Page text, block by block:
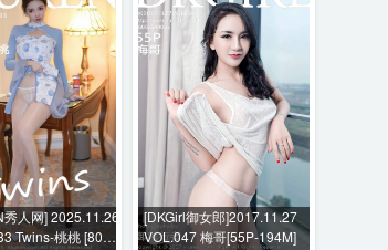
人网] 2025.11.26
Twins-桃桃 [80P-
[DKGirl御女郎]2017.11.27
VOL.047 梅哥[55P-194M]